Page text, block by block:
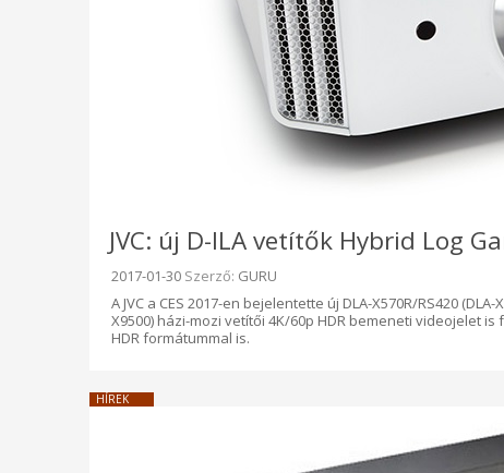
JVC: új D-ILA vetítők Hybrid Log
Beküldve:
2017-01-30 Szerző: GURU
A JVC a CES 2017-en bejelentette új DLA-X570R/RS420 (DLA-
X9500) házi-mozi vetítői 4K/60p HDR bemeneti videojelet
HDR formátummal is.
HÍREK